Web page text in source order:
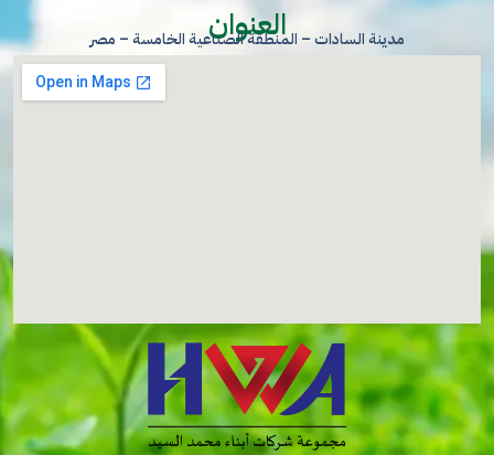
العنوان
مدينة السادات – المنطقة الصناعية الخامسة – مصر